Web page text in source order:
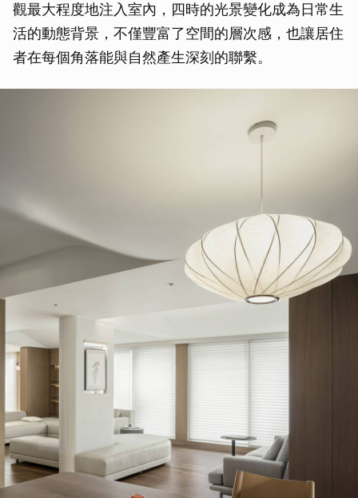
觀最大程度地注入室內，四時的光景變化成為日常生
活的動態背景，不僅豐富了空間的層次感，也讓居住
者在每個角落能與自然產生深刻的聯繫。